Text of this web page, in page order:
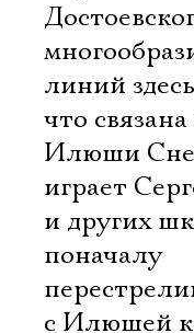
линий
что
Илюши
играет
и других
поначалу
с Илюшей